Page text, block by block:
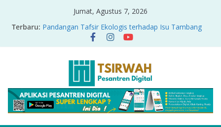
Jumat, Agustus 7, 2026
Terbaru: Pandangan Tafsir Ekologis terhadap Isu Tambang
Nikel di Raja Ampat
PRODUK RELASI KUASA-IDIOLOGI PADA TAFSIR
Sirah Nabawiyah
Oversharing dan Privasi dalam Al-Qur’an: “Ketika
Ayat Bicara Soal Curhat di Sosmed”
Menyikapi Fatherless, Kisah Lukman Menjadi
Cerminan